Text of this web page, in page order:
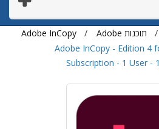
תוכנות Adobe
Adobe InCopy
Adobe InCopy - Edition 4
Subscription - 1 User -